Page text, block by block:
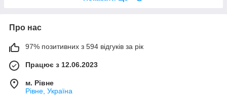
Про нас
97% позитивних з 594 відгуків за рік
Працює з 12.06.2023
м. Рівне
Рівне, Україна